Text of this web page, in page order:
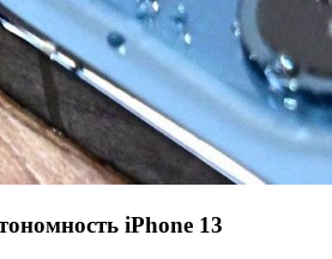
iPhone 13